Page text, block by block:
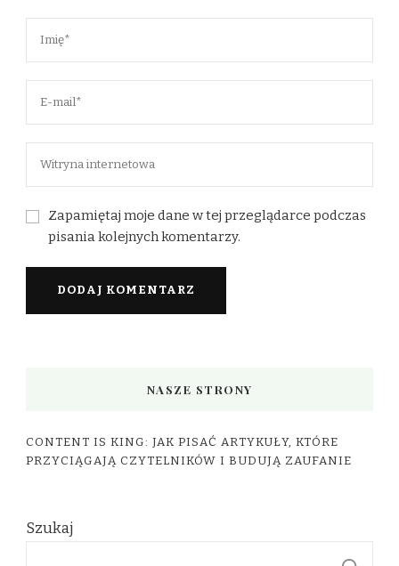
Zapamiętaj moje dane w tej przeglądarce podczas
pisania kolejnych komentarzy.
NASZE STRONY
CONTENT IS KING: JAK PISAĆ ARTYKUŁY, KTÓRE
PRZYCIĄGAJĄ CZYTELNIKÓW I BUDUJĄ ZAUFANIE
Szukaj